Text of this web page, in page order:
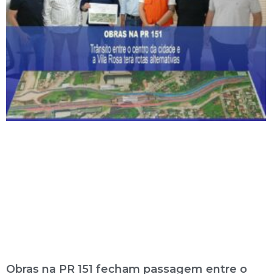
Obras na PR 151 fecham passagem entre o